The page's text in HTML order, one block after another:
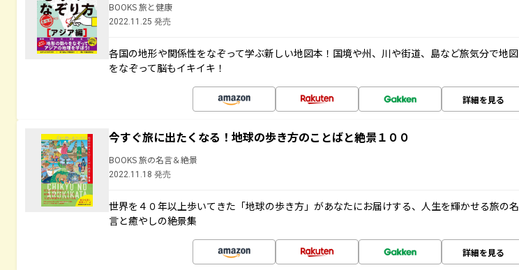
BOOKS 旅と健康
2022.11.25 発売
各国の地形や関係性をなぞって学ぶ新しい地図本！国境や州、川や街道、島など旅気分で地図
をなぞって脳もイキイキ！
詳細を見る
今すぐ旅に出たくなる！地球の歩き方のことばと絶景１００
BOOKS 旅の名言＆絶景
2022.11.18 発売
世界を４０年以上歩いてきた「地球の歩き方」があなたにお届けする、人生を輝かせる旅の名
言と癒やしの絶景集
詳細を見る